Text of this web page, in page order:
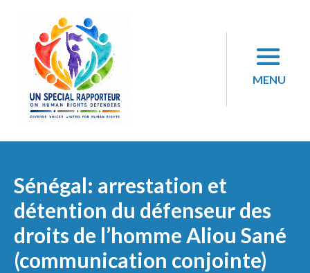
content
MENU
Sénégal: arrestation et
détention du défenseur des
droits de l’homme Aliou Sané
(communication conjointe)